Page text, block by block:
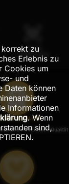
Mit AR
Probehängen
QUALITÄT
in Künstler-Qualität
korrekt zu
Erlebnis zu
Cookies um
und
Daten können
Informationen
. Wenn
sind,